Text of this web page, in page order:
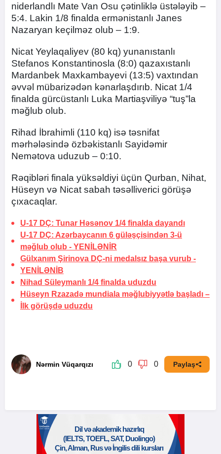
niderlandlı Mate Van Osu çətinliklə üstələyib –
5:4. Lakin 1/8 finalda ermənistanlı Janes
Nazaryan keçilməz olub – 1:9.
Nicat Yeylaqaliyev (80 kq) yunanıstanlı
Stefanos Konstantinosla (8:0) qazaxıstanlı
Mardanbek Maxkambayevi (13:5) vaxtından
əvvəl mübarizədən kənarlaşdırıb. Nicat 1/4
finalda gürcüstanlı Luka Martiaşviliyə “tuş”la
məğlub olub.
Rihad İbrahimli (110 kq) isə təsnifat
mərhələsində özbəkistanlı Sayidəmir
Nemətova uduzub – 0:10.
Rəqibləri finala yüksəldiyi üçün Qurban, Nihat,
Hüseyn və Nicat sabah təsəlliverici görüşə
çıxacaqlar.
U-17 DÇ: Tunar Həsənov 1/4 finalda dayandı
U-17 DÇ: Azərbaycanın 6 güləşçisindən 3-ü
məğlub olub - YENİLƏNİR
Gülxanım Şirinova DÇ-ni medalsız başa vurub -
YENİLƏNİB
Nihad Süleymanlı 1/4 finalda uduzdu
Hüseyn Rzazadə mundiala məğlubiyyətlə başladı –
İlk görüşdə uduzdu
Nərmin Vüqarqızı 0 0 Paylaş